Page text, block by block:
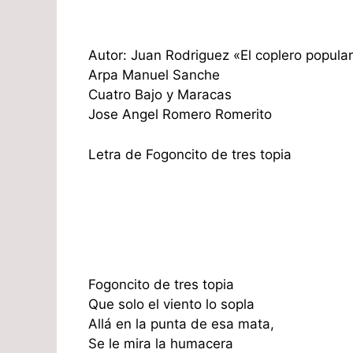
Autor: Juan Rodriguez «El coplero
Arpa Manuel Sanche
Cuatro Bajo y Maracas
Jose Angel Romero Romerito
Letra de Fogoncito de tres topia
Fogoncito de tres topia
Que solo el viento lo sopla
Allá en la punta de esa mata,
Se le mira la humacera